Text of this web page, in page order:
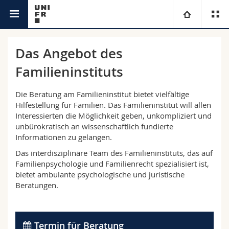
Studium
Campus
Forschung
Universität
Weiterbildung
Fakultäten
Theologische Fak.
Rechtswissenschaftliche Fak.
Wirtschafts- und Sozialwissenschaftliche Fak.
Philosophische Fak.
Informationen für
Studieninteressierte
Studierende
Medien
Ressourcen
Personenverzeichnis
Ortsplan
Bibliotheken
Das Angebot des
Familieninstituts
Die Beratung am Familieninstitut bietet vielfältige
Hilfestellung für Familien. Das Familieninstitut will allen
Interessierten die Möglichkeit geben, unkompliziert und
unbürokratisch an wissenschaftlich fundierte
Informationen zu gelangen.
Das interdisziplinäre Team des Familieninstituts, das auf
Familienpsychologie und Familienrecht spezialisiert ist,
bietet ambulante psychologische und juristische
Beratungen.
Termin für Beratung